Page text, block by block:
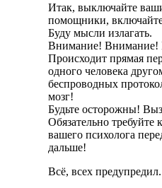
Итак, выключайте
помощники,
Буду мысли излагать.
Внимание! Внимание!
Происходит прямая
одного человека
беспроводных
мозг!
Будьте осторожны!
Обязательно требуйте
вашего психолога
дальше!
Всё, всех